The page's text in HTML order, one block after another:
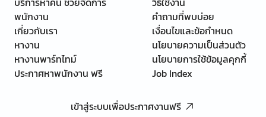
พนักงาน
เกี่ยวกับเรา
หางาน
หางานพาร์ทไทม์
ประกาศหาพนักงาน ฟรี
คำถามที่พบบ่อย
เงื่อนไขและข้อกำหนด
นโยบายความเป็นส่วนตัว
นโยบายการใช้ข้อมูลคุกกี้
Job Index
เข้าสู่ระบบเพื่อประกาศงานฟรี